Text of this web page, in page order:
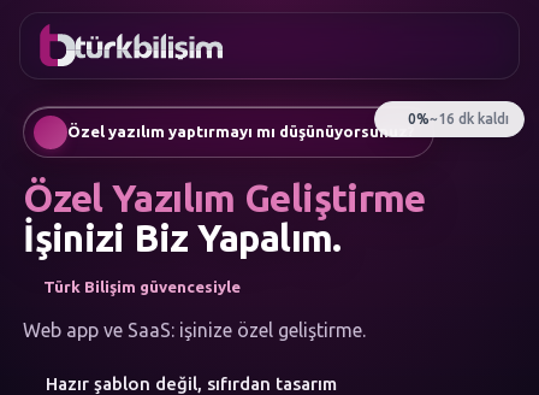
FAVORILER
Mobil Uygulama
AI Chatbot & Müşteri Asistanları
Sosyal Medya Yönetimi
Google Ads & Performans Pazarlaması
E-Ticaret
Yapay Zeka
Atölye
İletişim
0216
755 3
555
Türkçe
Özel yazılım yaptırmayı mı düşünüyorsunuz?
Özel Yazılım Geliştirme
İşinizi Biz Yapalım.
Türk Bilişim güvencesiyle
Web app ve SaaS: işinize özel geliştirme.
Hazır şablon değil, sıfırdan tasarım